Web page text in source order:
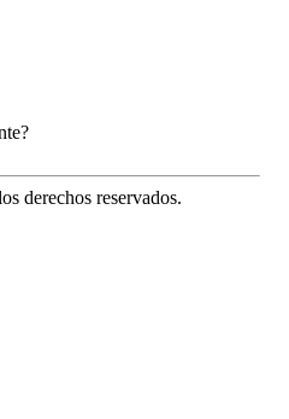
derechos reservados.